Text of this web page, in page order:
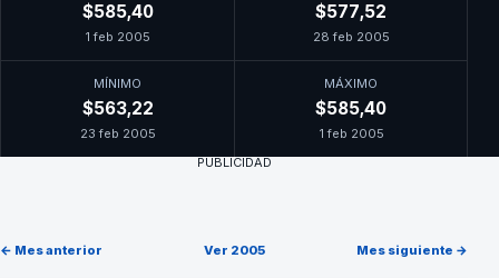
$585,40
1 feb 2005
$577,52
28 feb 2005
MÍNIMO
$563,22
23 feb 2005
MÁXIMO
$585,40
1 feb 2005
PUBLICIDAD
← Mes anterior Ver 2005 Mes siguiente →